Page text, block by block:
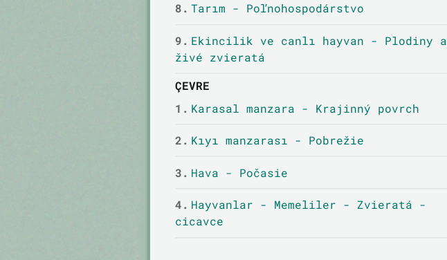
8. Tarım - Poľnohospodárstvo
9. Ekincilik ve canlı hayvan - Plodiny a
živé zvieratá
ÇEVRE
1. Karasal manzara - Krajinný povrch
2. Kıyı manzarası - Pobrežie
3. Hava - Počasie
4. Hayvanlar - Memeliler - Zvieratá -
cicavce